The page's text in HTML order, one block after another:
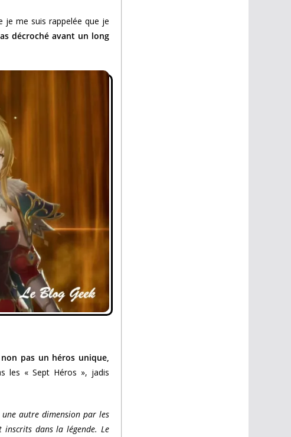
je me suis rappelée que je
décroché avant un long
pas un héros unique,
les « Sept Héros », jadis
une autre dimension par les
inscrits dans la légende. Le